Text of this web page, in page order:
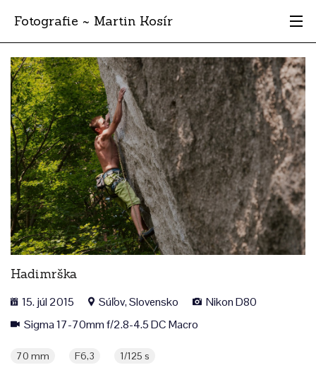
Fotografie ~ Martin Kosír
Moje obľúbené
Albumy
Miesta
Archív
Vyhľadávanie
Hadimrška
15. júl 2015 Súľov, Slovensko
Nikon D80
Sigma 17-70mm f/2.8-4.5 DC Macro
70 mm F6,3 1/125 s